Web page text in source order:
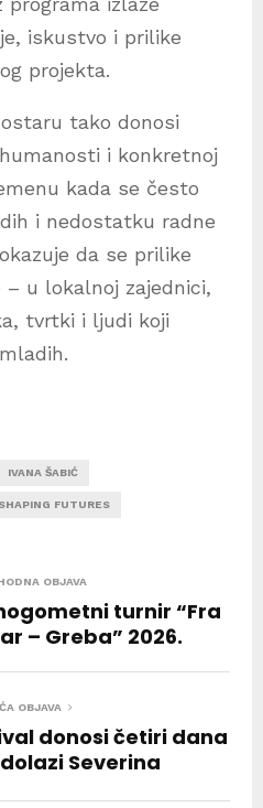
iskustvo i prilike
projekta.
tako donosi
i konkretnoj
kada se često
i nedostatku radne
da se prilike
u lokalnoj zajednici,
tvrtki i ljudi koji
IVANA ŠABIĆ
FUTURES
OBJAVA
turnir “Fra
– Greba” 2026.
OBJAVA
donosi četiri dana
Severina